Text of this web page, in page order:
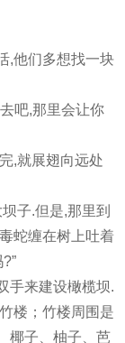
,他们多想找一块
吧,那里会让你
,就展翅向远处
子.但是,那里到
蛇缠在树上吐着
手来建设橄榄坝.
楼；竹楼周围是
椰子、柚子、芭